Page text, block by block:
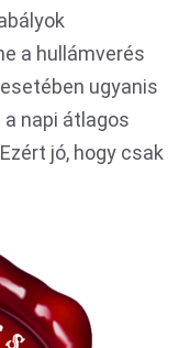
a hullámverés
ugyanis
napi átlagos
jó, hogy csak